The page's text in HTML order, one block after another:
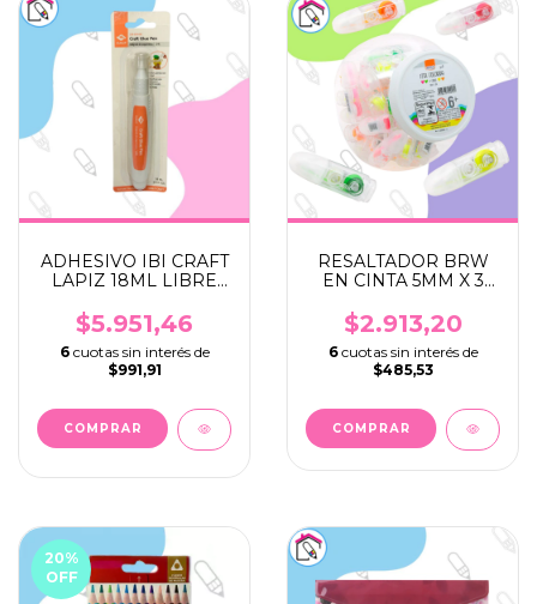
ADHESIVO IBI CRAFT
LAPIZ 18ML LIBRE
$5.951,46
6 cuotas sin interés de
$991,91
RESALTADOR BRW
EN CINTA 5MM X 3
$2.913,20
6 cuotas sin interés de
$485,53
COMPRAR
20%
OFF